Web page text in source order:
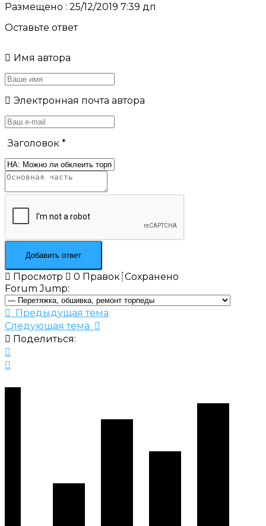
Размещено : 25/12/2019 7:39 дп
Оставьте ответ
Имя автора
Электронная почта автора
Заголовок *
Просмотр 0 Правок Сохранено
Forum Jump:
Предыдущая тема
Следующая тема
Поделиться: